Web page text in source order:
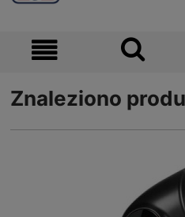
Znaleziono